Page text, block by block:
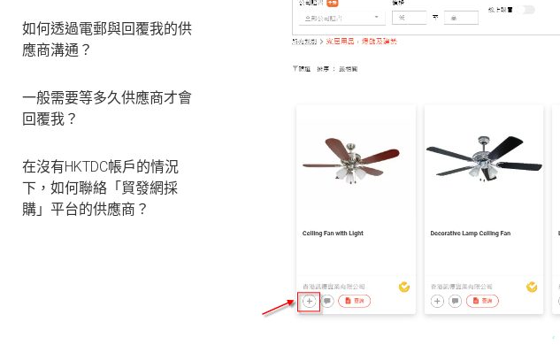
如何透過電郵與回覆我的供
應商溝通？
一般需要等多久供應商才會
回覆我？
在沒有HKTDC帳戶的情況
下，如何聯絡「貿發網採
購」平台的供應商？